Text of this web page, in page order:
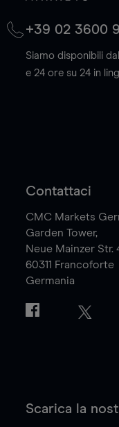
+39 02 3600
Siamo disponibili
e 24 ore su 24 in
Contattaci
CMC Markets
Garden Tower,
Neue Mainzer Str.
60311 Francoforte
Germania
Scarica la